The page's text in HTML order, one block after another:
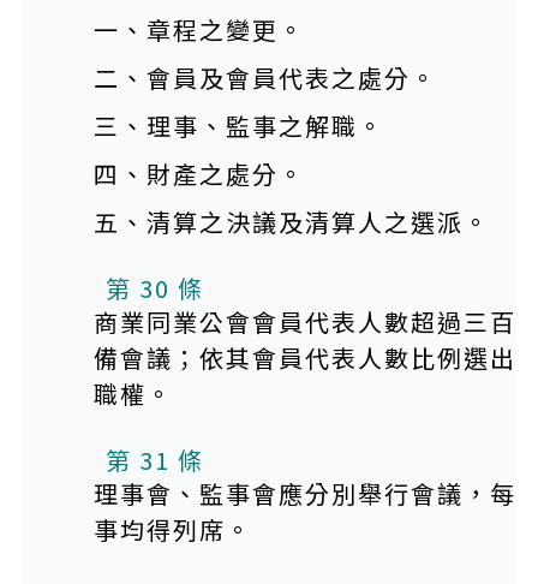
一、章程之變更。
二、會員及會員代表之處分。
三、理事、監事之解職。
四、財產之處分。
五、清算之決議及清算人之選派。
第 30 條
商業同業公會會員代表人數超過三百
備會議；依其會員代表人數比例選出
職權。
第 31 條
理事會、監事會應分別舉行會議，每
事均得列席。